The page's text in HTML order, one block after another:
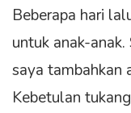
Beberapa hari
untuk anak-
saya tambahkan
Kebetulan